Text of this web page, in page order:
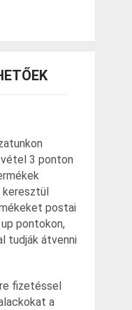
3 ponton
keresztül
postai
pontokon,
tudják átvenni
fizetéssel
a